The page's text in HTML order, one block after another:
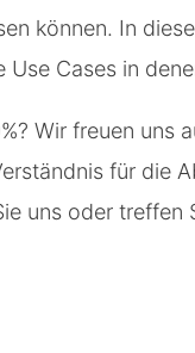
können. In
Cases in
Wir freuen uns
für die
uns oder treffen